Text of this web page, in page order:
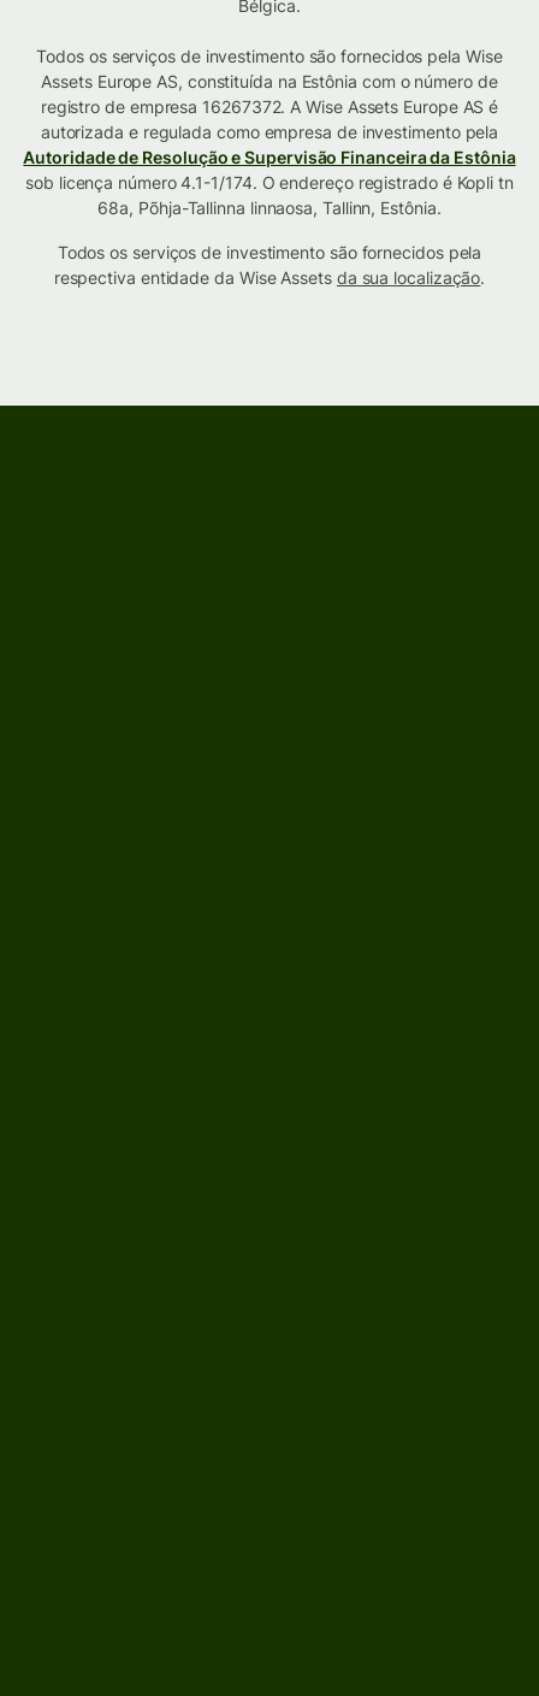
Bélgica.
Todos os serviços de investimento são fornecidos pela Wise
Assets Europe AS, constituída na Estônia com o número de
registro de empresa 16267372. A Wise Assets Europe AS é
autorizada e regulada como empresa de investimento pela
Autoridade de Resolução e Supervisão Financeira da Estônia
sob licença número 4.1-1/174. O endereço registrado é Kopli tn
68a, Põhja-Tallinna linnaosa, Tallinn, Estônia.
Todos os serviços de investimento são fornecidos pela
respectiva entidade da Wise Assets da sua localização.